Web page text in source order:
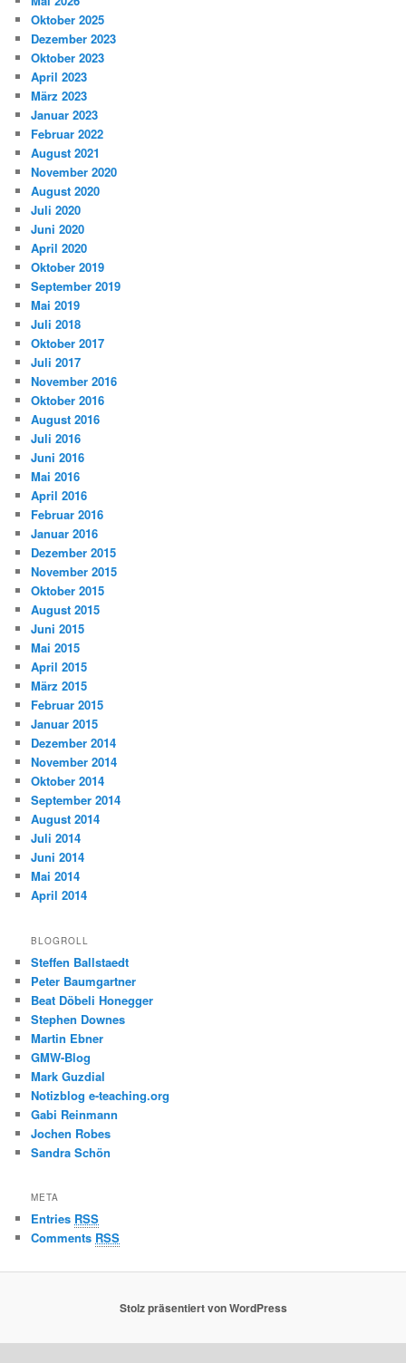
Oktober 2025
Dezember 2023
Oktober 2023
April 2023
März 2023
Januar 2023
Februar 2022
August 2021
November 2020
August 2020
Juli 2020
Juni 2020
April 2020
Oktober 2019
September 2019
Mai 2019
Juli 2018
Oktober 2017
Juli 2017
November 2016
Oktober 2016
August 2016
Juli 2016
Juni 2016
Mai 2016
April 2016
Februar 2016
Januar 2016
Dezember 2015
November 2015
Oktober 2015
August 2015
Juni 2015
Mai 2015
April 2015
März 2015
Februar 2015
Januar 2015
Dezember 2014
November 2014
Oktober 2014
September 2014
August 2014
Juli 2014
Juni 2014
Mai 2014
April 2014
BLOGROLL
Steffen Ballstaedt
Peter Baumgartner
Beat Döbeli Honegger
Stephen Downes
Martin Ebner
GMW-Blog
Mark Guzdial
Notizblog e-teaching.org
Gabi Reinmann
Jochen Robes
Sandra Schön
META
Entries RSS
Comments RSS
Stolz präsentiert von WordPress